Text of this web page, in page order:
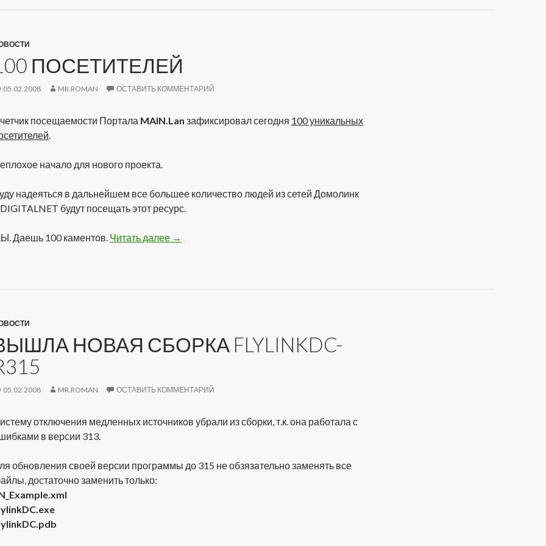
ПОСЕТИТЕЛЕЙ
05.02.2008 MR.ROMAN ОСТАВИТЬ КОММЕНТАРИЙ
посещаемости Портала MAIN.Lan зафиксировал сегодня 100 уникальных
.
начало для нового проекта.
надеяться в дальнейшем все большее количество людей из сетей Домолинк
будут посещать этот ресурс.
Даешь 100 каментов. Читать далее 100 Посетителей
→
НОВАЯ СБОРКА FLYLINKDC-
05.02.2008 MR.ROMAN ОСТАВИТЬ КОММЕНТАРИЙ
отключения медленных источников убрали из сборки, т.к. она работала с
в версии 313.
обновления своей версии программы до 315 не обзязательно заменять все
достаточно заменить только: